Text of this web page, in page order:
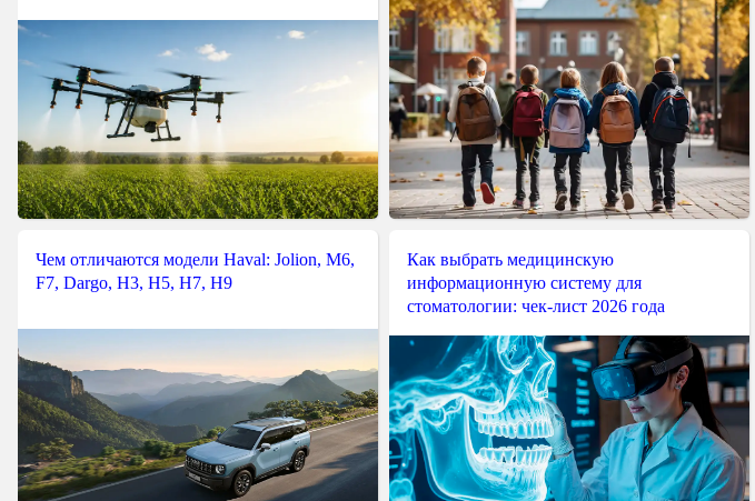
Чем отличаются модели Haval: Jolion, M6,
F7, Dargo, H3, H5, H7, H9
Как выбрать медицинскую
информационную систему для
стоматологии: чек-лист 2026 года